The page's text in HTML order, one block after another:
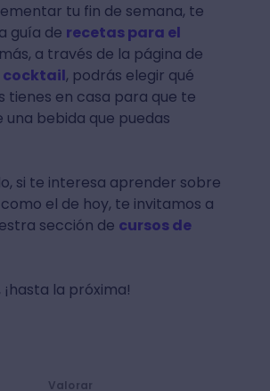
tu fin de semana, te
guía de recetas para el
a través de la página de
cocktail, podrás elegir qué
tienes en casa para que te
una bebida que puedas
si te interesa aprender sobre
el de hoy, te invitamos a
sección de cursos de
¡hasta la próxima!
Valorar